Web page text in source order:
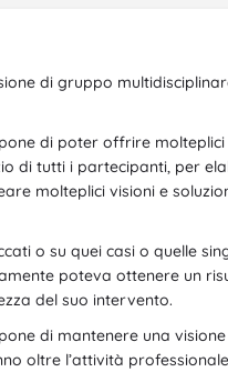
di gruppo
di poter offrire
di tutti i partecipanti, per
molteplici visioni e
o su quei casi o quelle
poteva ottenere un
del suo intervento.
di mantenere una
oltre l’attività